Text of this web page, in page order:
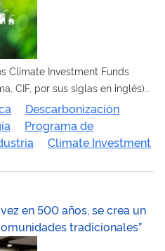
Climate Investment Funds
CIF, por sus siglas en inglés)
realizada en el marco
(PNH2), coordinada por
decisivos el liderazgo
Descarbonización
Programa de
Climate Investment
en 500 años, se crea un
tradicionales”